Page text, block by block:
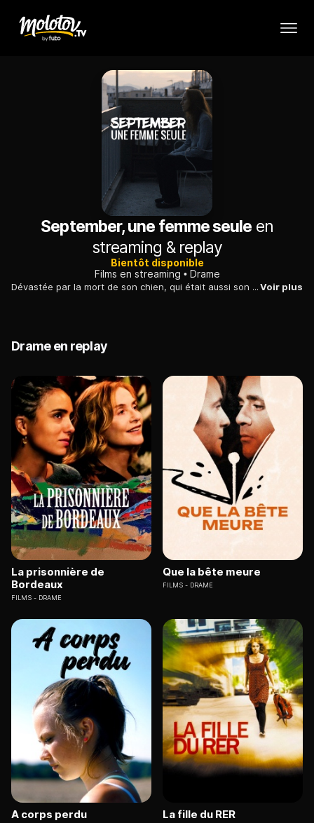
September, une femme seule en
streaming & replay
Bientôt disponible
Films en streaming
Drame
Dévastée par la mort de son chien, qui était aussi son unique compagnon, une jeune femme s'immisce peu à peu dans la vie de ses voisins, jusqu'au rejet.Voir plus
Drame en replay
La prisonnière de
Bordeaux
FILMS DRAME
Que la bête meure
FILMS DRAME
A corps perdu La fille du RER